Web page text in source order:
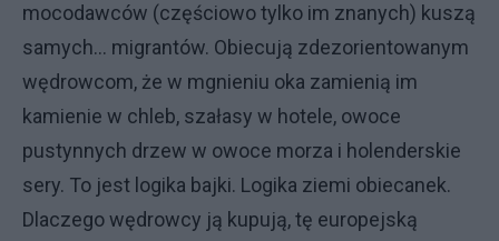
mocodawców (częściowo tylko im znanych) kuszą
samych... migrantów. Obiecują zdezorientowanym
wędrowcom, że w mgnieniu oka zamienią im
kamienie w chleb, szałasy w hotele, owoce
pustynnych drzew w owoce morza i holenderskie
sery. To jest logika bajki. Logika ziemi obiecanek.
Dlaczego wędrowcy ją kupują, tę europejską